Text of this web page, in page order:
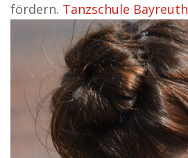
fördern. Tanzschule Bayreuth